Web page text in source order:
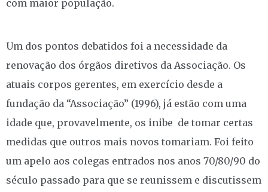
com maior população.
Um dos pontos debatidos foi a necessidade da
renovação dos órgãos diretivos da Associação. Os
atuais corpos gerentes, em exercício desde a
fundação da “Associação” (1996), já estão com uma
idade que, provavelmente, os inibe de tomar certas
medidas que outros mais novos tomariam. Foi feito
um apelo aos colegas entrados nos anos 70/80/90 do
século passado para que se reunissem e discutissem